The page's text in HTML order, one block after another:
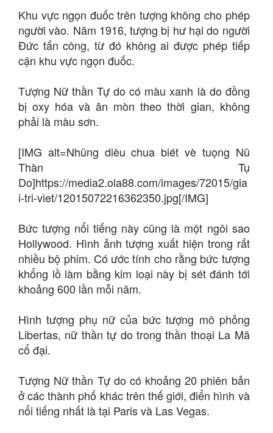
Khu vực ngọn đuốc trên tượng không cho phép
người vào. Năm 1916, tượng bị hư hại do người
Đức tấn công, từ đó không ai được phép tiếp
cận khu vực ngọn đuốc.
Tượng Nữ thần Tự do có màu xanh là do đồng
bị oxy hóa và ăn mòn theo thời gian, không
phải là màu sơn.
[IMG alt=Nhũng dièu chua biét vè tuọng Nũ
Thàn Tụ
Do]https://media2.ola88.com/images/72015/gia
i-tri-viet/12015072216362350.jpg[/IMG]
Bức tượng nổi tiếng này cũng là một ngôi sao
Hollywood. Hình ảnh tượng xuất hiện trong rất
nhiều bộ phim. Có ước tính cho rằng bức tượng
khổng lồ làm bằng kim loại này bị sét đánh tới
khoảng 600 lần mỗi năm.
Hình tượng phụ nữ của bức tượng mô phỏng
Libertas, nữ thần tự do trong thần thoại La Mã
cổ đại.
Tượng Nữ thần Tự do có khoảng 20 phiên bản
ở các thành phố khác trên thế giới, điển hình và
nổi tiếng nhất là tại Paris và Las Vegas.